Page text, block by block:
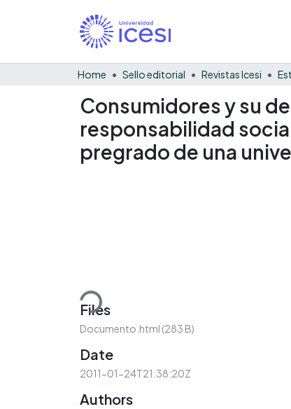
Home Sello editorial Revistas Icesi
Consumidores y su
responsabilidad
pregrado de una
Loading...
Files
Documento.html (283 B)
Date
2011-01-24T21:38:20Z
Authors